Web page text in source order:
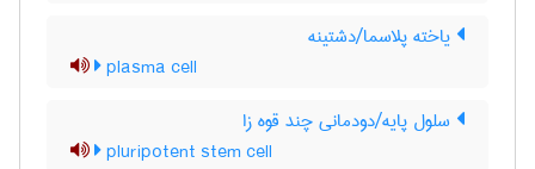
یاخته پلاسما/دشتینه
plasma cell
سلول پایه/دودمانی چند قوه زا
pluripotent stem cell